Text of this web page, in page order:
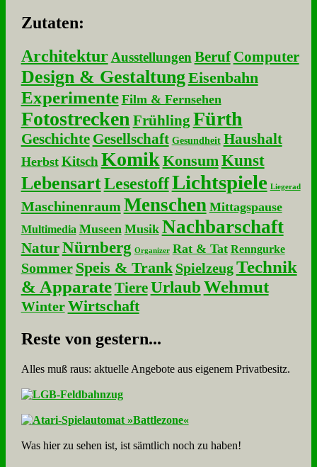
Zu­ta­ten:
Architektur Ausstellungen Beruf Computer
Design & GestaltungEisenbahn
Experimente Film & Fernsehen
Fotostrecken Frühling Fürth
Geschichte Gesellschaft Gesundheit Haushalt
Herbst Kitsch Komik KonsumKunst
LebensartLesestoffLichtspiele Liegerad
Maschinenraum Menschen Mittagspause
Multimedia Museen Musik Nachbarschaft
NaturNürnberg Organizer Rat & Tat Renngurke
Sommer Speis & Trank Spielzeug Technik
& Apparate Tiere UrlaubWehmut
Winter Wirtschaft
Re­ste von ge­stern...
Alles muß raus: aktuelle An­ge­bo­te aus eigenem Privatbesitz.
Was hier zu sehen ist, ist sämt­lich noch zu haben!